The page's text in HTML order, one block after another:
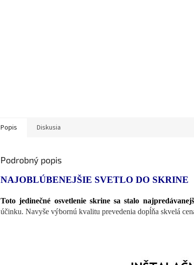
Popis Diskusia
Podrobný popis
NAJOBLÚBENEJŠIE SVETLO DO SKRINE
Toto jedinečné osvetlenie skrine sa stalo
účinku. Navyše výbornú kvalitu prevedenia dopĺňa skvelá